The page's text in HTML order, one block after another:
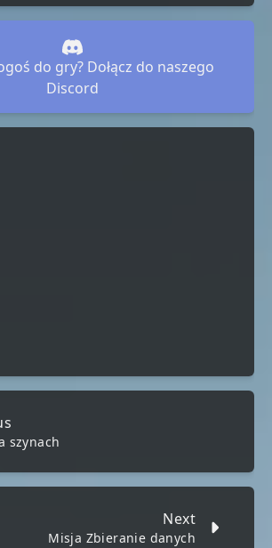
do gry? Dołącz do naszego
Discord
szynach
Next
Misja Zbieranie danych